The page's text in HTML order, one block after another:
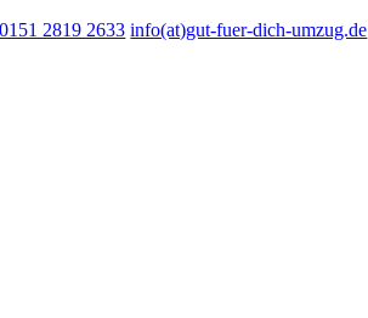
Skip
0151 2819 2633 info(at)gut-fuer-dich-umzug.de